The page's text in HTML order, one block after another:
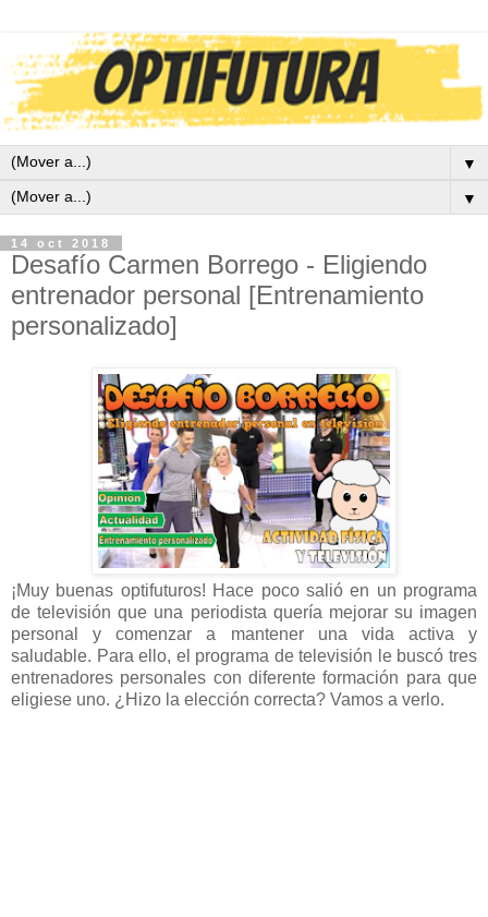
▼
▼
14 oct 2018
Desafío Carmen Borrego - Eligiendo
entrenador personal [Entrenamiento
personalizado]
¡Muy buenas optifuturos! Hace poco salió en un programa
de televisión que una periodista quería mejorar su imagen
personal y comenzar a mantener una vida activa y
saludable. Para ello, el programa de televisión le buscó tres
entrenadores personales con diferente formación para que
eligiese uno. ¿Hizo la elección correcta? Vamos a verlo.